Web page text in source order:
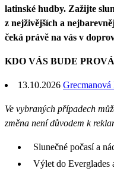
latinské hudby. Zažijte
z nejživějších a
čeká právě na vás v
KDO VÁS BUDE
13.10.2026 Grecmanová
Ve vybraných případech
změna není důvodem k
Slunečné počasí a
Výlet do Everglades